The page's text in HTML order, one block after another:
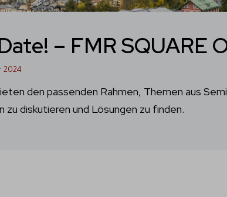
– FMR SQUARE
2024
den passenden Rahmen, Themen aus
zu diskutieren und Lösungen zu finden.